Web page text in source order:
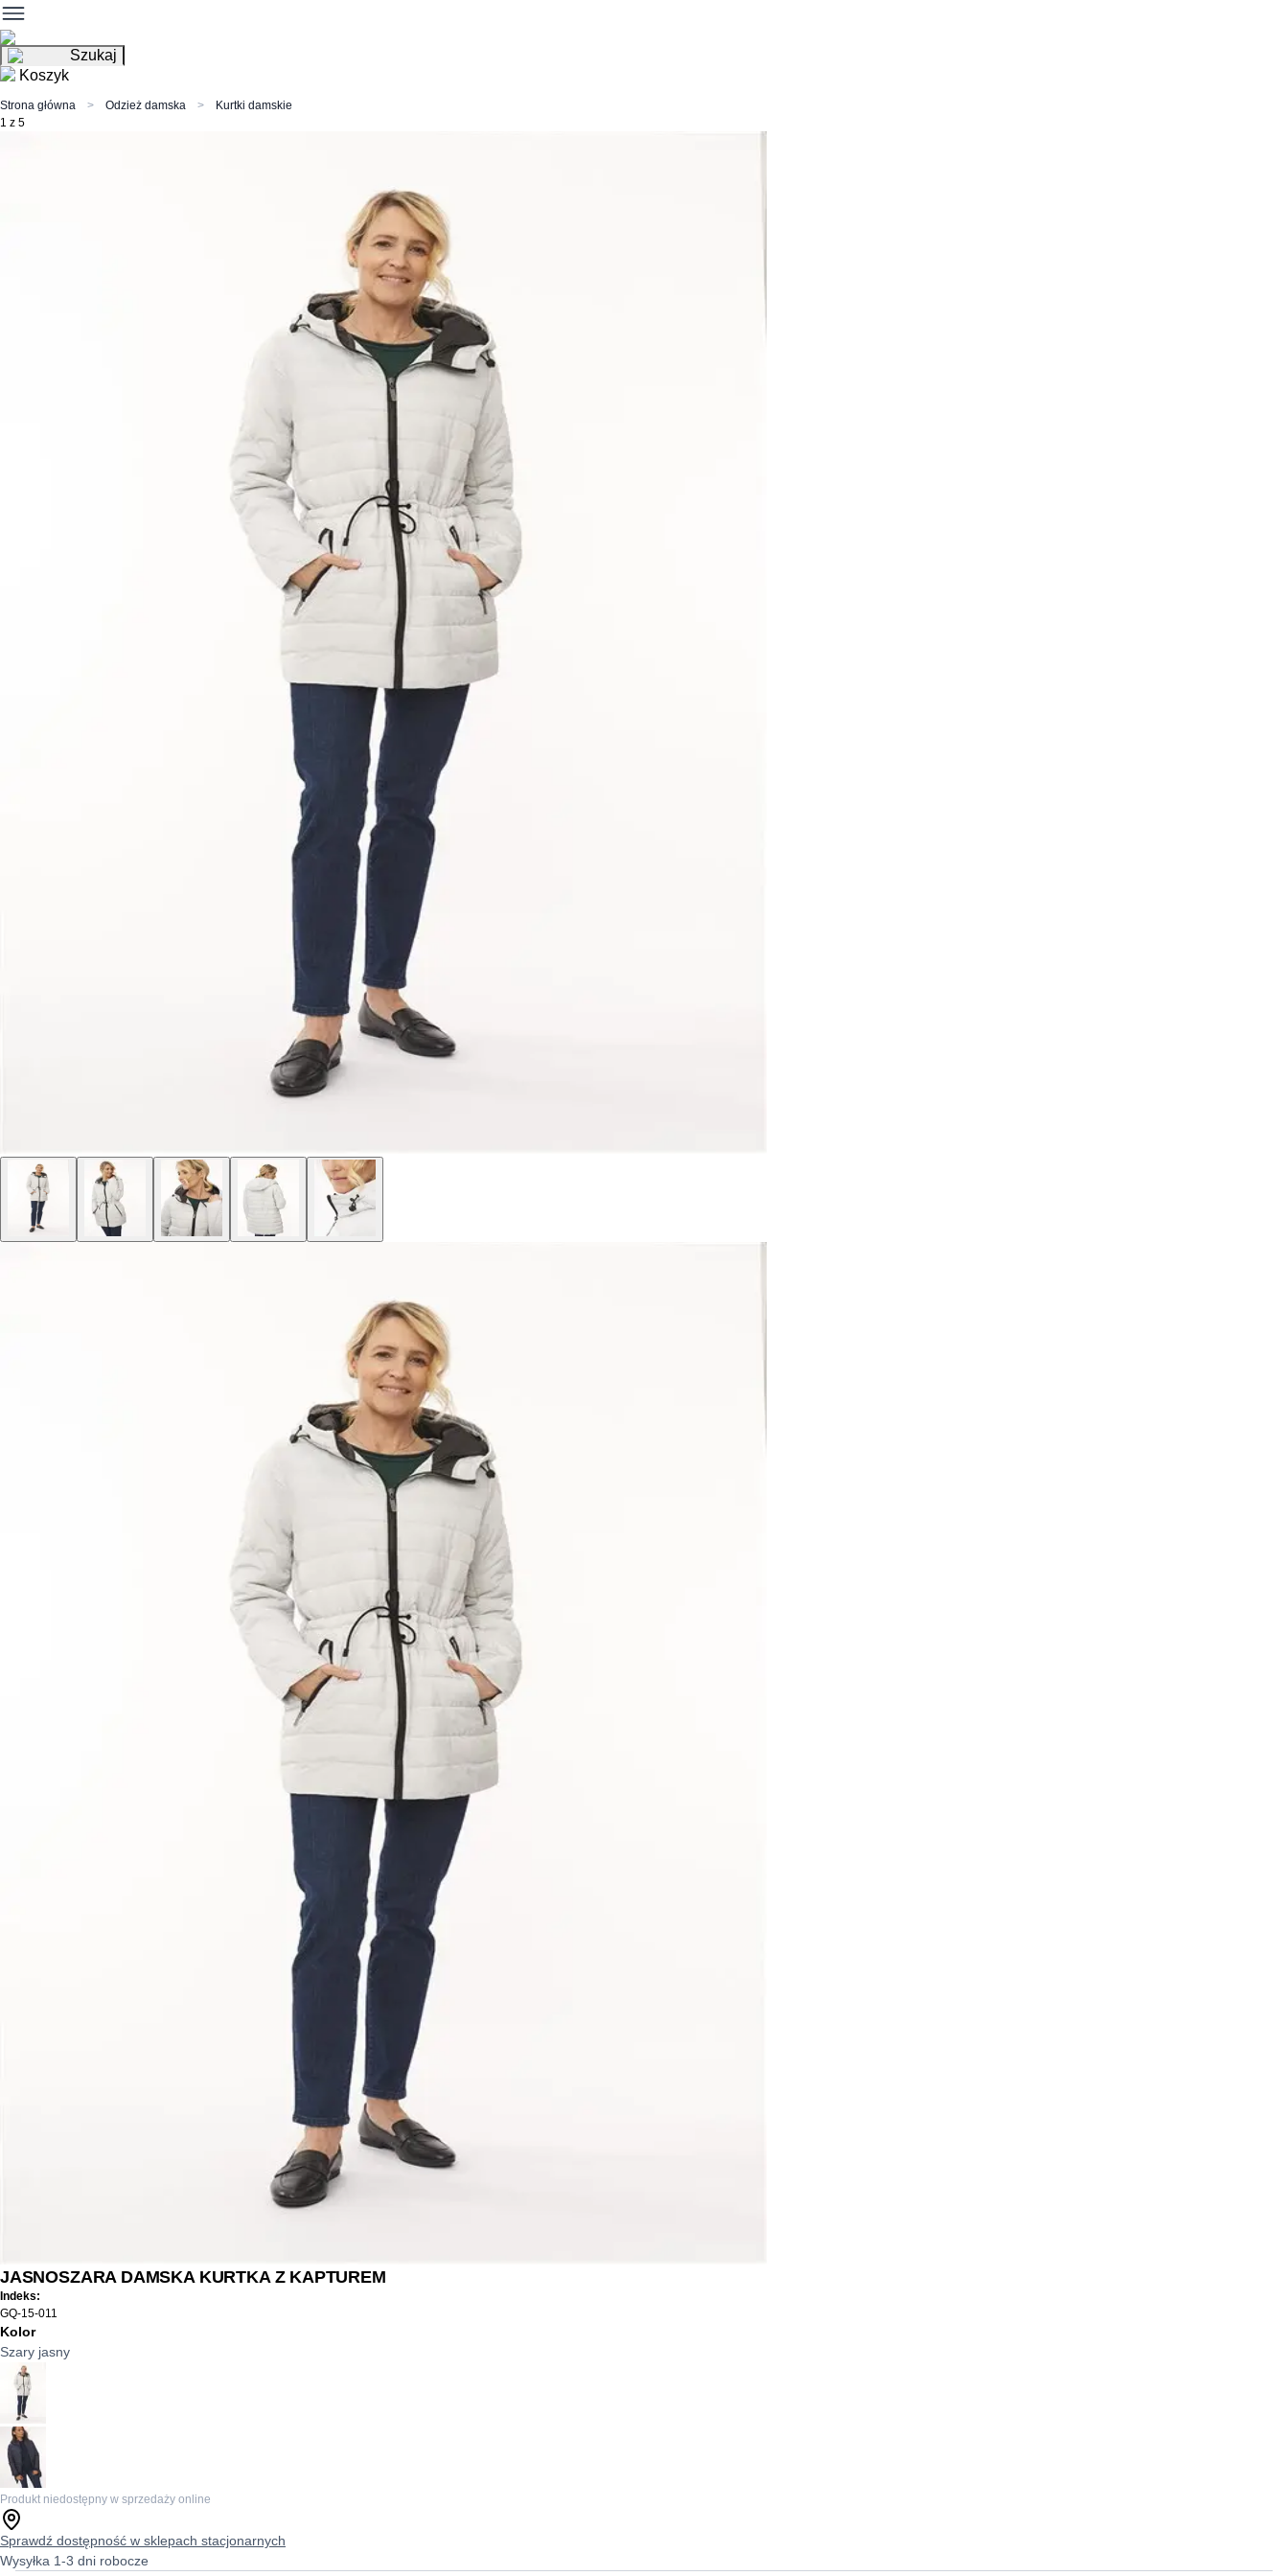
Szukaj
Koszyk
Strona główna Odzież damska
Kurtki damskie
1 z 5
JASNOSZARA DAMSKA KURTKA Z KAPTUREM
Indeks:
GQ-15-011
Kolor
Szary jasny
Produkt niedostępny w sprzedaży online
Sprawdź dostępność w sklepach stacjonarnych
Wysyłka 1-3 dni robocze